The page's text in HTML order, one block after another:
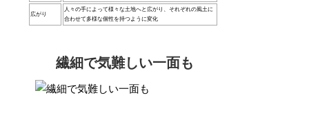
広がり
人々の手によって様々な土地へと広がり、それぞれの風土に
合わせて多様な個性を持つように変化
繊細で気難しい一面も